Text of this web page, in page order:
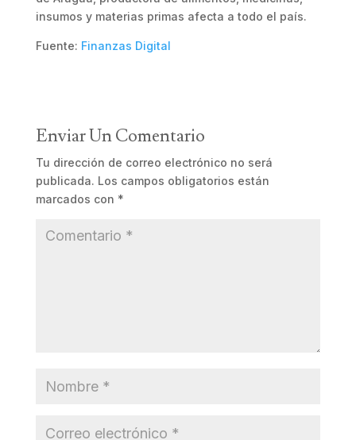
insumos y materias primas afecta a todo el país.
Fuente: Finanzas Digital
Enviar Un Comentario
Tu dirección de correo electrónico no será
publicada. Los campos obligatorios están
marcados con *